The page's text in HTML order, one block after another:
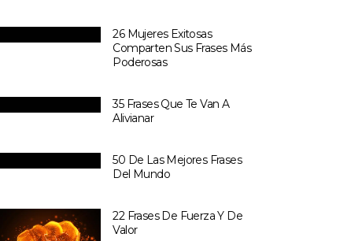
26 Mujeres Exitosas
Comparten Sus Frases Más
Poderosas
35 Frases Que Te Van A
Alivianar
50 De Las Mejores Frases
Del Mundo
22 Frases De Fuerza Y De
Valor